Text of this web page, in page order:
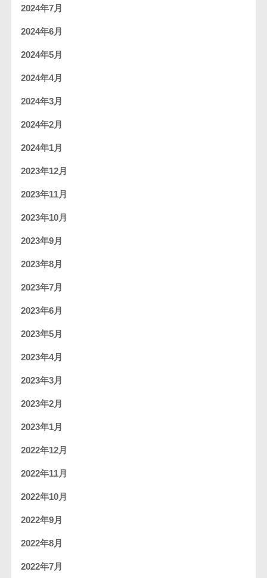
2024年7月
2024年6月
2024年5月
2024年4月
2024年3月
2024年2月
2024年1月
2023年12月
2023年11月
2023年10月
2023年9月
2023年8月
2023年7月
2023年6月
2023年5月
2023年4月
2023年3月
2023年2月
2023年1月
2022年12月
2022年11月
2022年10月
2022年9月
2022年8月
2022年7月